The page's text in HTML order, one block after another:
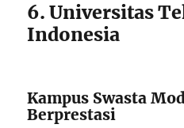
6. Universitas
Indonesia
Kampus Swasta
Berprestasi